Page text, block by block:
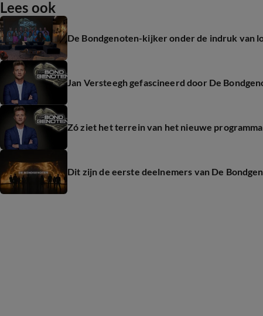
Lees ook
De Bondgenoten-kijker onder de indruk van
Jan Versteegh gefascineerd door De
Zó ziet het terrein van het nieuwe
Dit zijn de eerste deelnemers van De